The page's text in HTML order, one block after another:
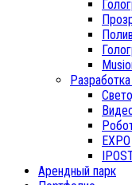
EXPO
Арендный парк